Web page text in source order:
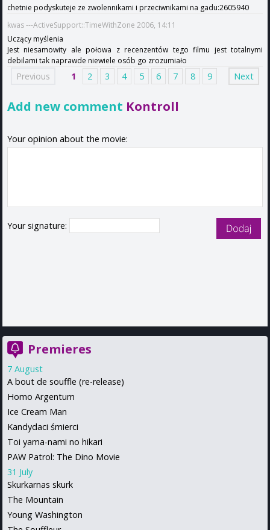
chetnie podyskuteje ze zwolennikami i przeciwnikami na gadu:2605940
kwas ---ActiveSupport::TimeWithZone 2006, 14:11
Uczący myślenia
Jest niesamowity ale połowa z recenzentów tego filmu jest totalnymi
debilami tak naprawde niewiele osób go zrozumiało
Previous 1 2 3 4 5 6 7 8 9 Next
Add new comment Kontroll
Your opinion about the movie:
Your signature:
Premieres
7 August
A bout de souffle (re-release)
Homo Argentum
Ice Cream Man
Kandydaci śmierci
Toi yama-nami no hikari
PAW Patrol: The Dino Movie
31 July
Skurkarnas skurk
The Mountain
Young Washington